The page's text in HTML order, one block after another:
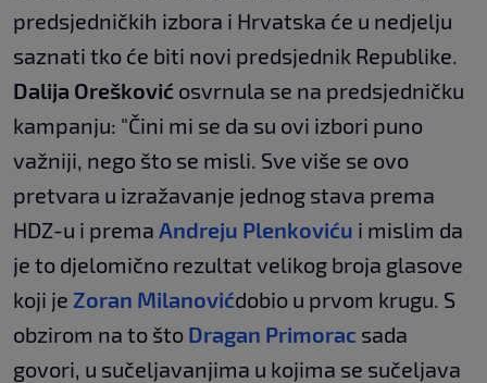
predsjedničkih izbora i Hrvatska će u nedjelju
saznati tko će biti novi predsjednik Republike.
Dalija Orešković osvrnula se na predsjedničku
kampanju: "Čini mi se da su ovi izbori puno
važniji, nego što se misli. Sve više se ovo
pretvara u izražavanje jednog stava prema
HDZ-u i prema Andreju Plenkoviću i mislim da
je to djelomično rezultat velikog broja glasove
koji je Zoran Milanovićdobio u prvom krugu. S
obzirom na to što Dragan Primorac sada
govori, u sučeljavanjima u kojima se sučeljava